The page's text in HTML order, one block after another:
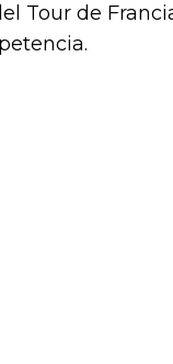
Tour de